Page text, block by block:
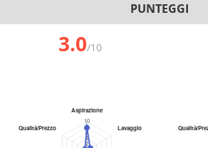
PUNTEGGI
3.0/10